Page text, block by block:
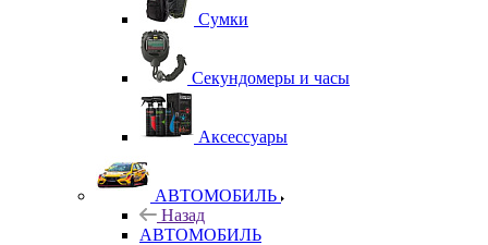
Сумки
Секундомеры и часы
Аксессуары
АВТОМОБИЛЬ
Назад
АВТОМОБИЛЬ